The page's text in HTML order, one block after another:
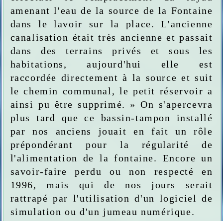
amenant l'eau de la source de la Fontaine
dans le lavoir sur la place. L'ancienne
canalisation était très ancienne et passait
dans des terrains privés et sous les
habitations, aujourd'hui elle est
raccordée directement à la source et suit
le chemin communal, le petit réservoir a
ainsi pu être supprimé. » On s'apercevra
plus tard que ce bassin-tampon installé
par nos anciens jouait en fait un rôle
prépondérant pour la régularité de
l'alimentation de la fontaine. Encore un
savoir-faire perdu ou non respecté en
1996, mais qui de nos jours serait
rattrapé par l'utilisation d'un logiciel de
simulation ou d'un jumeau numérique.